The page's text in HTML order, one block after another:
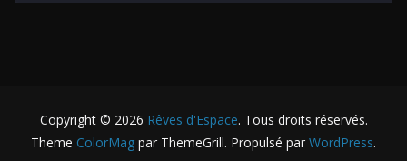
Copyright © 2026 Rêves d'Espace. Tous droits réservés.
Theme ColorMag par ThemeGrill. Propulsé par WordPress.